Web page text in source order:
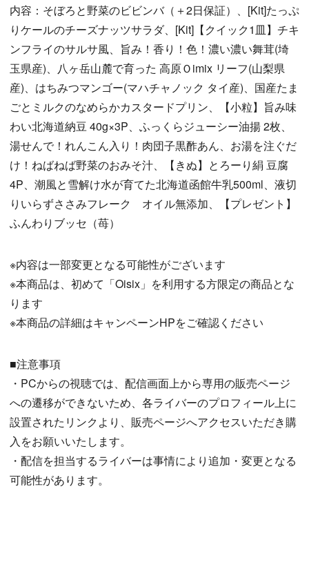
内容：そぼろと野菜のビビンバ（＋2日保証）、[Kit]たっぷ
りケールのチーズナッツサラダ、[Kit]【クイック1皿】チキ
ンフライのサルサ風、旨み！香り！色！濃い濃い舞茸(埼
玉県産)、八ヶ岳山麓で育った 高原Ｏimix リーフ(山梨県
産)、はちみつマンゴー(マハチャノック タイ産)、国産たま
ごとミルクのなめらかカスタードプリン、【小粒】旨み味
わい北海道納豆 40g×3P、ふっくらジューシー油揚 2枚、
湯せんで！れんこん入り！肉団子黒酢あん、お湯を注ぐだ
け！ねばねば野菜のおみそ汁、【きぬ】とろーり絹 豆腐
4P、潮風と雪解け水が育てた北海道函館牛乳500ml、液切
りいらずささみフレーク オイル無添加、【プレゼント】
ふんわりブッセ（苺）
※内容は一部変更となる可能性がございます
※本商品は、初めて「Oisix」を利用する方限定の商品とな
ります
※本商品の詳細はキャンペーンHPをご確認ください
■注意事項
・PCからの視聴では、配信画面上から専用の販売ページ
への遷移ができないため、各ライバーのプロフィール上に
設置されたリンクより、販売ページへアクセスいただき購
入をお願いいたします。
・配信を担当するライバーは事情により追加・変更となる
可能性があります。